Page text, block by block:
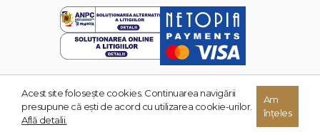
© 2026 Grupul Editorial TREI. Toate drepturile rezervate.
Acest site foloseşte cookies. Continuarea navigării
presupune că eşti de acord cu utilizarea cookie-urilor.
Află detalii.
Am
înțeles